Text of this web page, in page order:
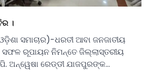
।
ସମାଚାର)-ଧରତୀ ଆବା ଜନଜାତୀୟ
ରୂପାୟନ ନିମନ୍ତେ ଜିଲ୍ଲାସ୍ତରୀୟ
ଅନ୍ୱେଷା ରେଡ୍ଡୀ ଯାଜପୁରଙ୍କ…